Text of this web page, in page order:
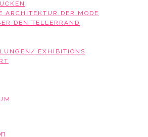
ARCHITEKTUR DER MODE
DEN TELLERRAND
EXHIBITIONS